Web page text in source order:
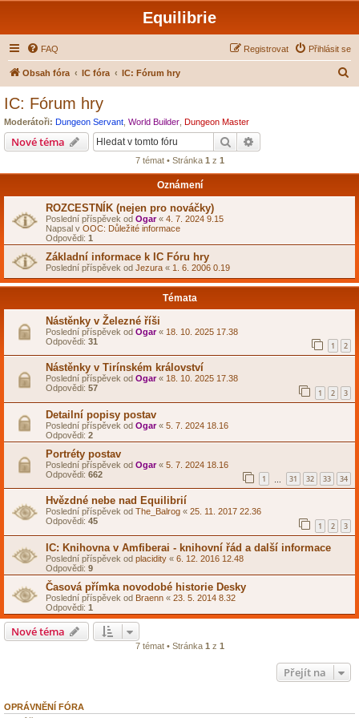
Equilibrie
FAQ Přihlásit se
Registrovat
Obsah fóra IC fóra IC: Fórum hry
IC: Fórum hry
Moderátoři: Dungeon Servant World Builder Dungeon Master
Nové téma Hledat
7 témat • Stránka 1 z 1
Oznámení
ROZCESTNÍK (nejen pro nováčky)
Poslední příspěvek od Ogar« 4. 7. 2024 9.15
Napsal v OOC: Důležité informace
Odpovědi: 1
Základní informace k IC Fóru hry
Poslední příspěvek od Jezura « 1. 6. 2006 0.19
Témata
Nástěnky v Železné říši
Poslední příspěvek od Ogar« 18. 10. 2025 17.38
Odpovědi: 31 1 2
Nástěnky v Tirínském království
Poslední příspěvek od Ogar« 18. 10. 2025 17.38
Odpovědi: 57 1 2 3
Detailní popisy postav
Poslední příspěvek od Ogar« 5. 7. 2024 18.16
Odpovědi: 2
Portréty postav
Poslední příspěvek od Ogar« 5. 7. 2024 18.16
Odpovědi: 662 1 31 32 33 34
Hvězdné nebe nad Equilibrií
Poslední příspěvek od The_Balrog « 25. 11. 2017 22.36
Odpovědi: 45 1 2 3
IC: Knihovna v Amfiberai - knihovní řád a další informace
Poslední příspěvek od placidity « 6. 12. 2016 12.48
Odpovědi: 9
Časová přímka novodobé historie Desky
Poslední příspěvek od Braenn « 23. 5. 2014 8.32
Odpovědi: 1
Nové téma
7 témat • Stránka 1 z 1
Přejít na
OPRÁVNĚNÍ FÓRA